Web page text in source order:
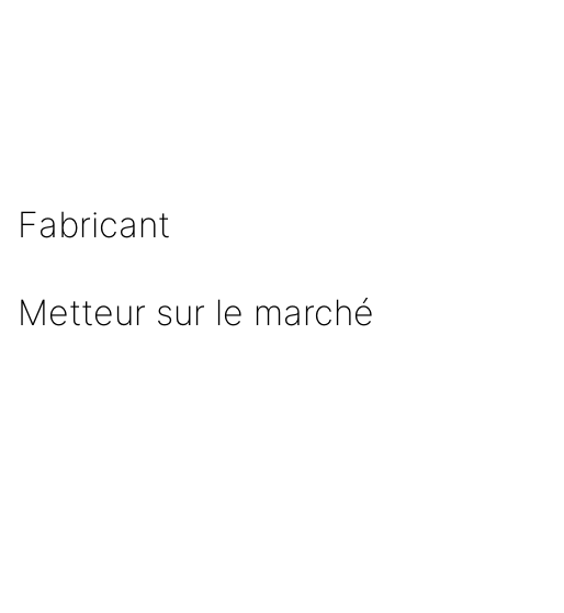
Fabricant
Metteur sur le marché